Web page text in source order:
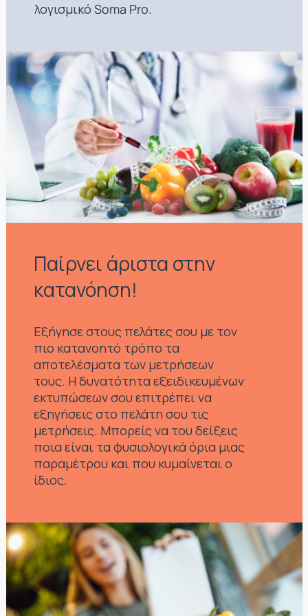
λογισμικό Soma Pro.
Παίρνει άριστα στην
κατανόηση!
Εξήγησε στους πελάτες σου με τον
πιο κατανοητό τρόπο τα
αποτελέσματα των μετρήσεων
τους. Η δυνατότητα εξειδικευμένων
εκτυπώσεων σου επιτρέπει να
εξηγήσεις στο πελάτη σου τις
μετρήσεις. Μπορείς να του δείξεις
ποια είναι τα φυσιολογικά όρια μιας
παραμέτρου και που κυμαίνεται ο
ίδιος.